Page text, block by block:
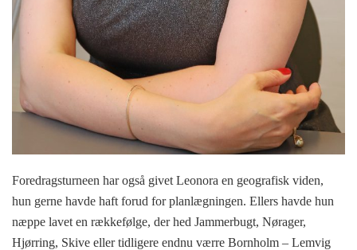
Foredragsturneen har også givet Leonora en geografisk viden,
hun gerne havde haft forud for planlægningen. Ellers havde hun
næppe lavet en rækkefølge, der hed Jammerbugt, Nørager,
Hjørring, Skive eller tidligere endnu værre Bornholm – Lemvig